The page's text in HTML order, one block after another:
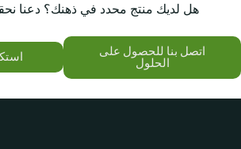
هل لديك منتج محدد في ذهنك؟ دعنا
اتصل بنا للحصول على
الحلول